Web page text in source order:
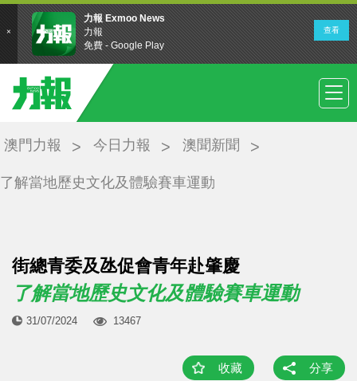
澳門力報 今日力報 澳聞新聞
了解當地歷史文化及體驗賽車運動
街總青委及氹促會青年赴肇慶
了解當地歷史文化及體驗賽車運動
31/07/2024 13467
收藏 分享